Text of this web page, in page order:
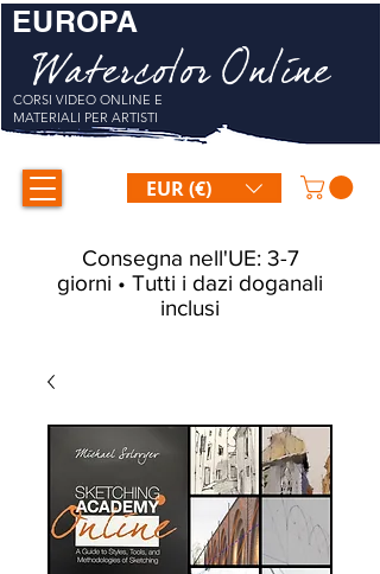
Watercolor Online
CORSI VIDEO ONLINE E
MATERIALI PER ARTISTI
EUR (€)
EUROPA
Consegna nell'UE: 3-7
giorni • Tutti i dazi doganali
inclusi